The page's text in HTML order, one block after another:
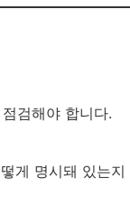
검해야 합니다.
게 명시돼 있는지